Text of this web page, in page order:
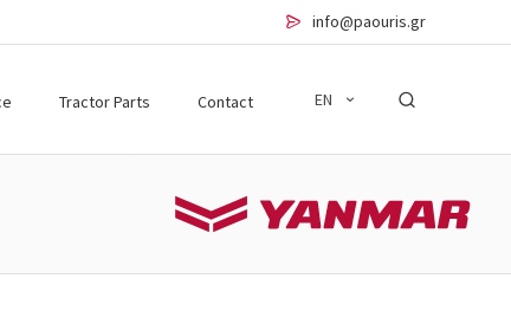
info@paouris.gr
Tractor Parts Contact EN